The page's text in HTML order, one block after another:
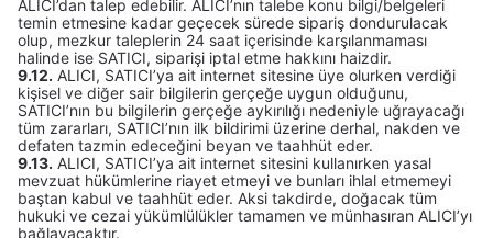
ALICI’dan talep edebilir. ALICI’nın talebe konu bilgi/belgeleri
temin etmesine kadar geçecek sürede sipariş dondurulacak
olup, mezkur taleplerin 24 saat içerisinde karşılanmaması
halinde ise SATICI, siparişi iptal etme hakkını haizdir.
9.12. ALICI, SATICI’ya ait internet sitesine üye olurken verdiği
kişisel ve diğer sair bilgilerin gerçeğe uygun olduğunu,
SATICI’nın bu bilgilerin gerçeğe aykırılığı nedeniyle uğrayacağı
tüm zararları, SATICI’nın ilk bildirimi üzerine derhal, nakden ve
defaten tazmin edeceğini beyan ve taahhüt eder.
9.13. ALICI, SATICI’ya ait internet sitesini kullanırken yasal
mevzuat hükümlerine riayet etmeyi ve bunları ihlal etmemeyi
baştan kabul ve taahhüt eder. Aksi takdirde, doğacak tüm
hukuki ve cezai yükümlülükler tamamen ve münhasıran ALICI’yı
bağlayacaktır.